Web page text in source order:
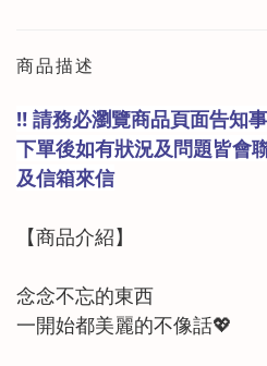
商品描述
‼️ 請務必瀏覽商品頁面告知
下單後如有狀況及問題皆會
及信箱來信
【商品介紹】
念念不忘的東西
一開始都美麗的不像話💖